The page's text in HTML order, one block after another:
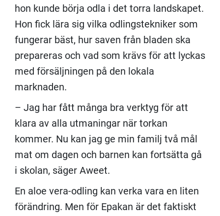
hon kunde börja odla i det torra landskapet.
Hon fick lära sig vilka odlingstekniker som
fungerar bäst, hur saven från bladen ska
prepareras och vad som krävs för att lyckas
med försäljningen på den lokala
marknaden.
– Jag har fått många bra verktyg för att
klara av alla utmaningar när torkan
kommer. Nu kan jag ge min familj två mål
mat om dagen och barnen kan fortsätta gå
i skolan, säger Aweet.
En aloe vera-odling kan verka vara en liten
förändring. Men för Epakan är det faktiskt